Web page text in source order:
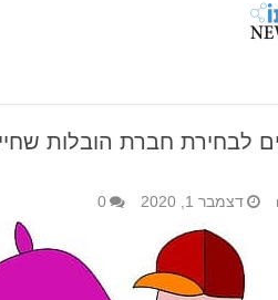
לבחירת חברת הובלות
דצמבר 1, 2020 0